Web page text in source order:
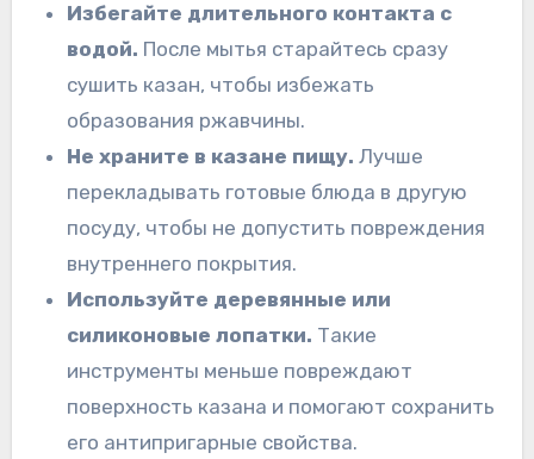
Избегайте длительного контакта с
водой. После мытья старайтесь сразу
сушить казан, чтобы избежать
образования ржавчины.
Не храните в казане пищу. Лучше
перекладывать готовые блюда в другую
посуду, чтобы не допустить повреждения
внутреннего покрытия.
Используйте деревянные или
силиконовые лопатки. Такие
инструменты меньше повреждают
поверхность казана и помогают сохранить
его антипригарные свойства.